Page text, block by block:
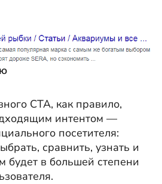
СТА, как правило,
интентом —
посетителя:
сравнить, узнать и
будет в большей степени